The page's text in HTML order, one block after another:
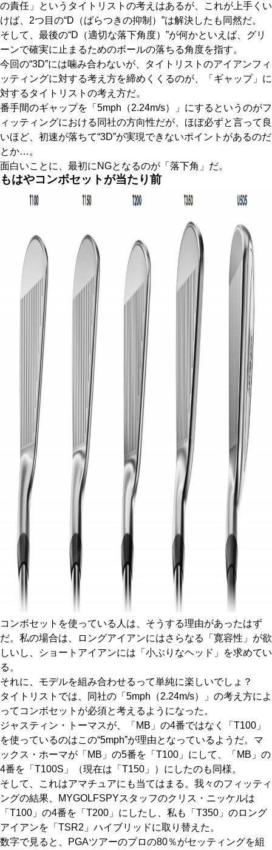
の責任」というタイトリストの考えはあるが、これが上手くい
けば、2つ目の“D（ばらつきの抑制）”は解決したも同然だ。
そして、最後の“D（適切な落下角度）”が何かといえば、グリ
ーンで確実に止まるためのボールの落ちる角度を指す。
今回の“3D”には噛み合わないが、タイトリストのアイアンフィ
ッティングに対する考え方を締めくくるのが、「ギャップ」に
対するタイトリストの考え方だ。
番手間のギャップを「5mph（2.24m/s）」にするというのがフ
ィッティングにおける同社の方向性だが、ほぼ必ずと言って良
いほど、初速が落ちて“3D”が実現できないポイントがあるのだ
とか…。
面白いことに、最初にNGとなるのが「落下角」だ。
もはやコンボセットが当たり前
コンボセットを使っている人は、そうする理由があったはず
だ。私の場合は、ロングアイアンにはさらなる「寛容性」が欲
しいし、ショートアイアンには「小ぶりなヘッド」を求めてい
る。
それに、モデルを組み合わせるって単純に楽しいでしょ？
タイトリストでは、同社の「5mph（2.24m/s）」の考え方によ
ってコンボセットが必須と考えるようになった。
ジャスティン・トーマスが、「MB」の4番ではなく「T100」
を使っているのはこの“5mph”が理由となっているようだ。マ
ックス・ホーマが「MB」の5番を「T100」にして、「MB」の
4番を「T100S」（現在は「T150」）にしたのも同様。
そして、これはアマチュアにも当てはまる。我々のフィッティ
ングの結果、MYGOLFSPYスタッフのクリス・ニッケルは
「T100」の4番を「T200」にしたし、私も「T350」のロング
アイアンを「TSR2」ハイブリッドに取り替えた。
数字で見ると、PGAツアーのプロの80％がセッティングを組